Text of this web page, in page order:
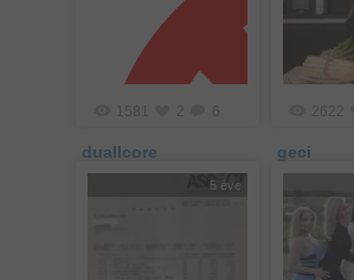
1581 2 6
duallcore
2622
geci
5 éve